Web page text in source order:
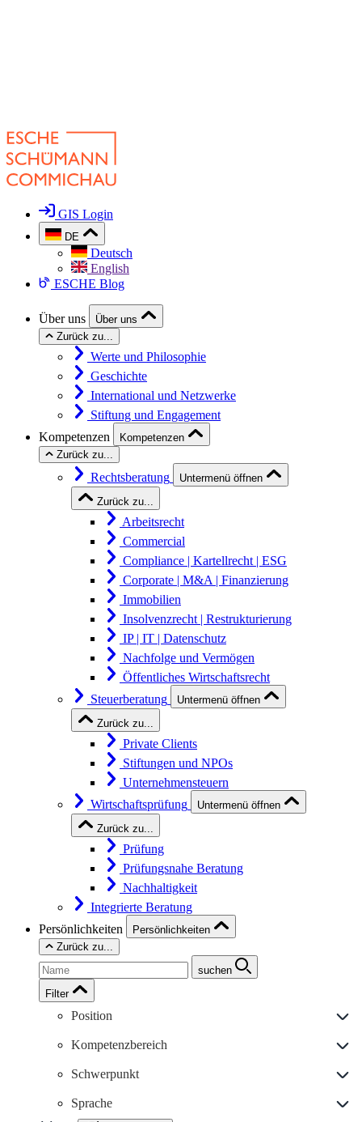
GIS Login
DE
Deutsch
English
ESCHE Blog
Über uns
Über uns
Zurück zu...
Werte und Philosophie
Geschichte
International und Netzwerke
Stiftung und Engagement
Kompetenzen
Kompetenzen
Zurück zu...
Rechtsberatung
Untermenü öffnen
Zurück zu...
Arbeitsrecht
Commercial
Compliance | Kartellrecht | ESG
Corporate | M&A | Finanzierung
Immobilien
Insolvenzrecht | Restrukturierung
IP | IT | Datenschutz
Nachfolge und Vermögen
Öffentliches Wirtschaftsrecht
Steuerberatung
Untermenü öffnen
Zurück zu...
Private Clients
Stiftungen und NPOs
Unternehmensteuern
Wirtschaftsprüfung
Untermenü öffnen
Zurück zu...
Prüfung
Prüfungsnahe Beratung
Nachhaltigkeit
Integrierte Beratung
Persönlichkeiten
Persönlichkeiten
Zurück zu...
suchen
Filter
Position
Kompetenzbereich
Schwerpunkt
Sprache